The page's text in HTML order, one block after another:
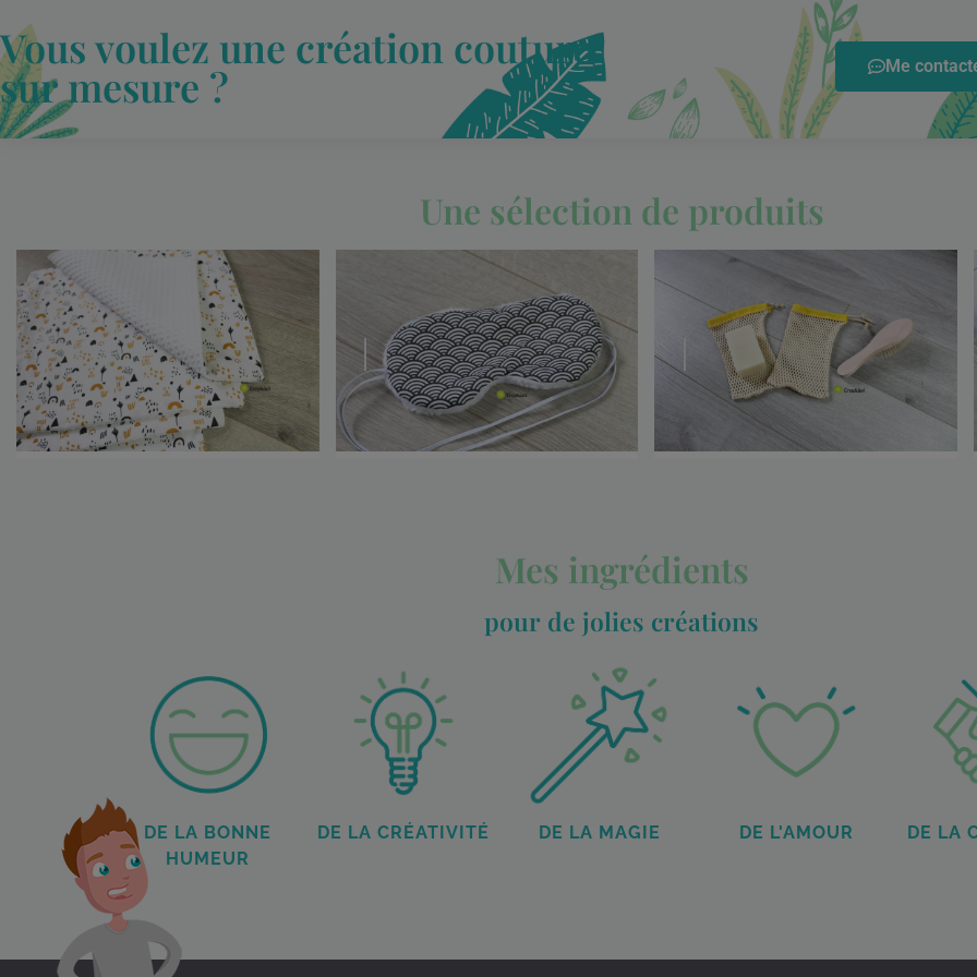
Vous voulez une création couture
sur mesure ? Me
Une sélection de produits
Mes ingrédients
pour de jolies créations
DE LA BONNE
HUMEUR
DE LA CRÉATIVITÉ DE LA MAGIE DE L'AMOUR DE LA